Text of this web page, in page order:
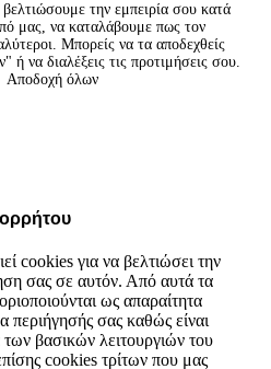
την εμπειρία σου κατά
μας, να καταλάβουμε πως τον
Μπορείς να τα αποδεχθείς
να διαλέξεις τις προτιμήσεις σου.
Αποδοχή όλων
cookies για να βελτιώσει την
σας σε αυτόν. Από αυτά τα
ως απαραίτητα
σας καθώς είναι
των βασικών λειτουργιών του
cookies τρίτων που μας